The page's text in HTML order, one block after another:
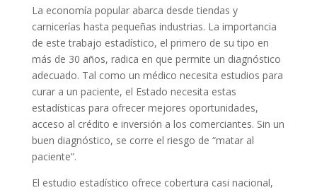
La economía popular abarca desde tiendas y
carnicerías hasta pequeñas industrias. La importancia
de este trabajo estadístico, el primero de su tipo en
más de 30 años, radica en que permite un diagnóstico
adecuado. Tal como un médico necesita estudios para
curar a un paciente, el Estado necesita estas
estadísticas para ofrecer mejores oportunidades,
acceso al crédito e inversión a los comerciantes. Sin un
buen diagnóstico, se corre el riesgo de “matar al
paciente”.
El estudio estadístico ofrece cobertura casi nacional,